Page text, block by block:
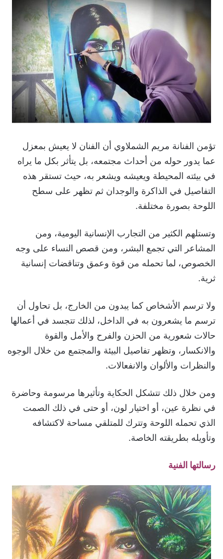
تؤمن الفنانة مريم الشملاوي أن الفنان لا يعيش بمعزل
عما يدور حوله من أحداث مجتمعه، بل يتأثر بكل ما يراه
في بيئته المحيطة ويعيشه ويشعر به، حيث تستقر هذه
التفاصيل في الذاكرة والوجدان ثم تظهر على سطح
اللوحة بصورة مختلفة.
وتستلهم الكثير من التجارب الإنسانية اليومية، ومن
المشاعر التي تجمع البشر، ومن قصص النساء على وجه
الخصوص، لما تحمله من قوة وعمق وتناقضات إنسانية
ثرية.
ولا ترسم الأشخاص كما يبدون من الخارج، بل تحاول أن
ترسم ما يشعرون به في الداخل، لذلك تتجسد في أعمالها
حالات شعورية من الحزن والفرح والأمل والقوة
والانكسار، وتظهر تفاصيل البيئة والمجتمع من خلال الوجوه
والنظرات والألوان والانفعالات.
ومن خلال ذلك تتشكل الحكاية وتأثيرها مرسومة وحاضرة
في نظرة عين، أو اختيار لون، أو حتى في ذلك الصمت
الذي تحمله اللوحة وتترك للمتلقي مساحة لاكتشافه
وتأويله بطريقته الخاصة.
رسالتها الفنية